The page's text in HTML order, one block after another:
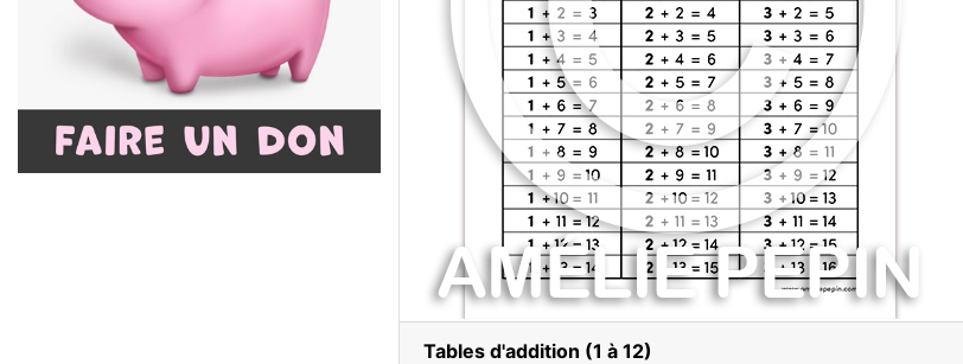
Tables d'addition (1 à 12)